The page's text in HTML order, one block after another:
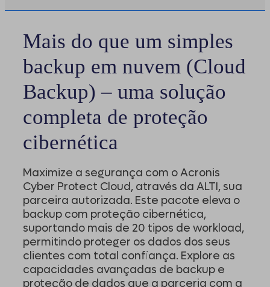
Mais do que um simples
backup em nuvem (Cloud
Backup) – uma solução
completa de proteção
cibernética
Maximize a segurança com o Acronis
Cyber Protect Cloud, através da ALTI, sua
parceira autorizada. Este pacote eleva o
backup com proteção cibernética,
suportando mais de 20 tipos de workload,
permitindo proteger os dados dos seus
clientes com total confiança. Explore as
capacidades avançadas de backup e
proteção de dados que a parceria com a